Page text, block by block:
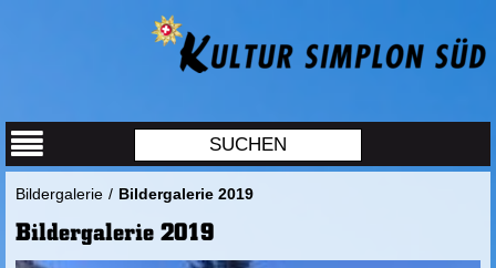
Bildergalerie / Bildergalerie 2019
Bildergalerie 2019